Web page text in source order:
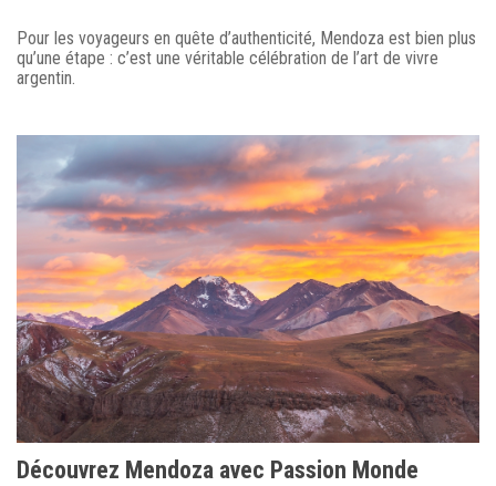
Pour les voyageurs en quête d’authenticité, Mendoza est bien plus
qu’une étape : c’est une véritable célébration de l’art de vivre
argentin.
Découvrez Mendoza avec Passion Monde